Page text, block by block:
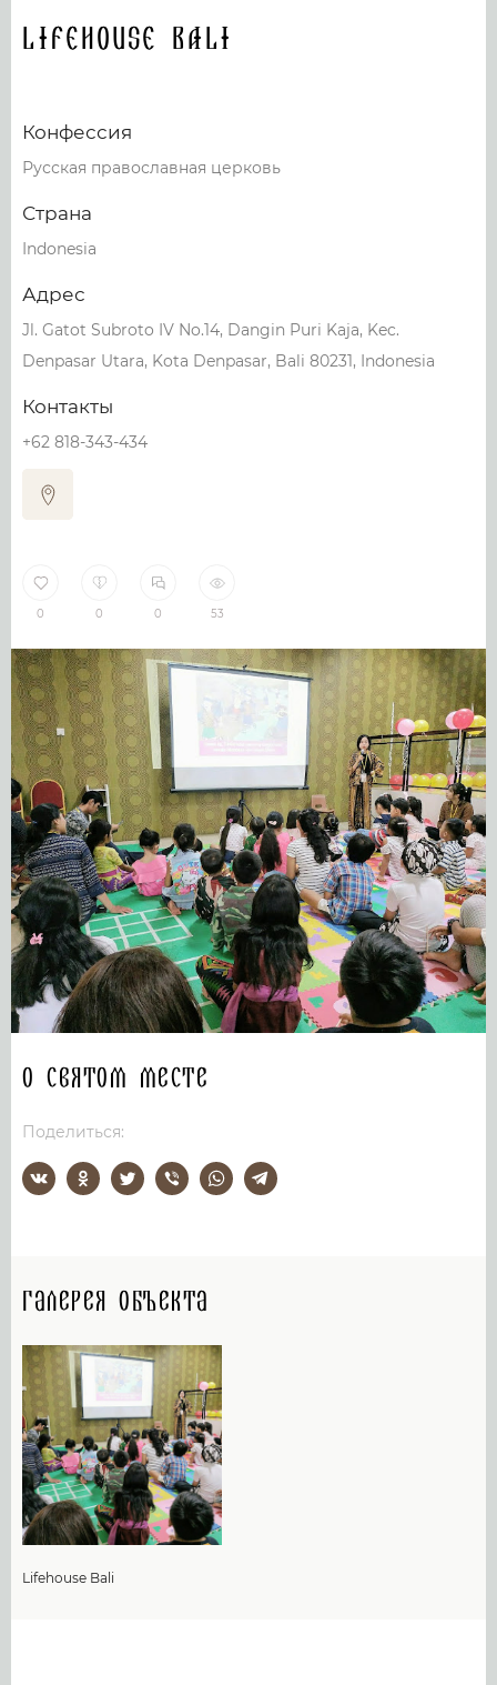
Lifehouse Bali
Конфессия
Русская православная церковь
Страна
Indonesia
Адрес
Jl. Gatot Subroto IV No.14, Dangin Puri Kaja, Kec.
Denpasar Utara, Kota Denpasar, Bali 80231, Indonesia
Контакты
+62 818-343-434
0 0 0 53
О святом месте
Поделиться:
Галерея объекта
Lifehouse Bali